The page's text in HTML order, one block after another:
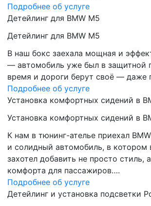
Подробнее об услуге
Детейлинг для BMW M5
Детейлинг для BMW M5
В наш бокс заехала мощная и
— автомобиль уже был в защитной
время и дороги берут своё — даже
Подробнее об услуге
Установка комфортных сидений в
Установка комфортных сидений в
К нам в тюнинг-ателье приехал
и солидный автомобиль, в котором
захотел добавить не просто стиль,
комфорта для пассажиров….
Подробнее об услуге
Детейлинг и установка подсветки